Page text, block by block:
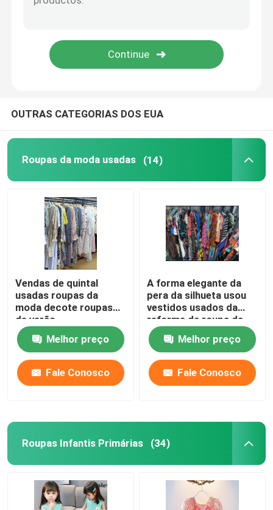
Três em um cabo de dados
OUTRAS CATEGORIAS DOS EUA
Roupas da moda usadas (14)
Vendas de quintal
usadas roupas da
moda decote roupas
de verão
Melhor preço
Fale Conosco
A forma elegante da
pera da silhueta usou
vestidos usados ​​da
reforma da roupa da
forma
Melhor preço
Fale Conosco
Roupas Infantis Primárias (34)